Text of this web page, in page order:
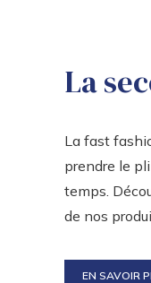
La
La fast
prendre le
temps.
de nos
EN SAVOIR